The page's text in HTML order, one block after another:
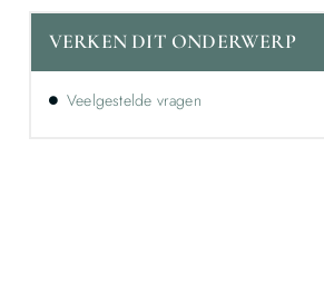
VERKEN DIT ONDERWERP
Veelgestelde vragen